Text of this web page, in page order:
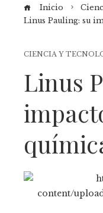
Inicio
Linus Pauling: su
CIENCIA Y
Linus